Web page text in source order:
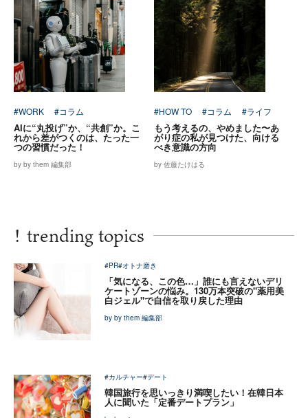
#WORK #コラム
AIに“丸投げ”か、“共創”か。こ
れから差がつくのは、たった一
つの習慣だった！
by by them 編集部
#HOW TO #コラム #ライフ
もう考えるの、やめました〜あ
がり症の私が見つけた、向ける
べき意識の方向
by 佐藤たけはる
! trending topics
#PR#オトナ磨き
「気になる、この色…」誰にも言えないデリ
ケートゾーンの悩み。130万本突破の"薬用美
白ジェル"で自信を取り戻した理由
by by them 編集部
#カルチャー#デート
韓国旅行を思いっきり満喫したい！在韓日本
人に聞いた「定番デートプラン」